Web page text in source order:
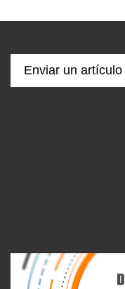
Enviar un artículo